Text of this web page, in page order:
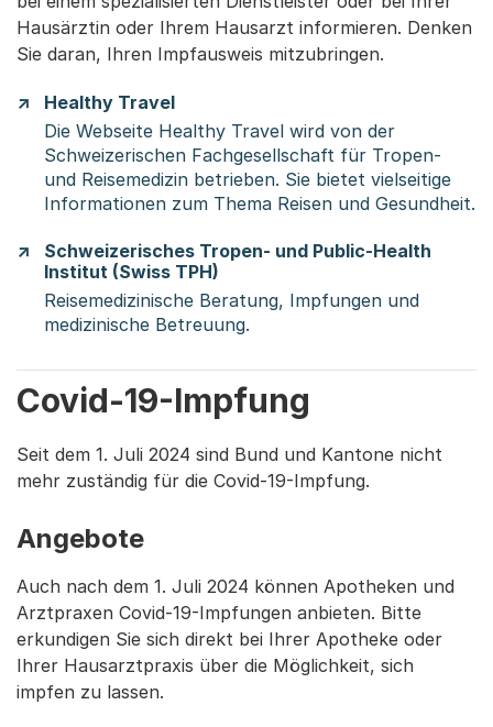
Hausärztin oder Ihrem Hausarzt informieren. Denken
Sie daran, Ihren Impfausweis mitzubringen.
Healthy Travel
Die Webseite Healthy Travel wird von der
Schweizerischen Fachgesellschaft für Tropen-
und Reisemedizin betrieben. Sie bietet vielseitige
Informationen zum Thema Reisen und Gesundheit.
Schweizerisches Tropen- und Public-Health
Institut (Swiss TPH)
Reisemedizinische Beratung, Impfungen und
medizinische Betreuung.
Covid-19-Impfung
Seit dem 1. Juli 2024 sind Bund und Kantone nicht
mehr zuständig für die Covid-19-Impfung.
Angebote
Auch nach dem 1. Juli 2024 können Apotheken und
Arztpraxen Covid-19-Impfungen anbieten. Bitte
erkundigen Sie sich direkt bei Ihrer Apotheke oder
Ihrer Hausarztpraxis über die Möglichkeit, sich
impfen zu lassen.